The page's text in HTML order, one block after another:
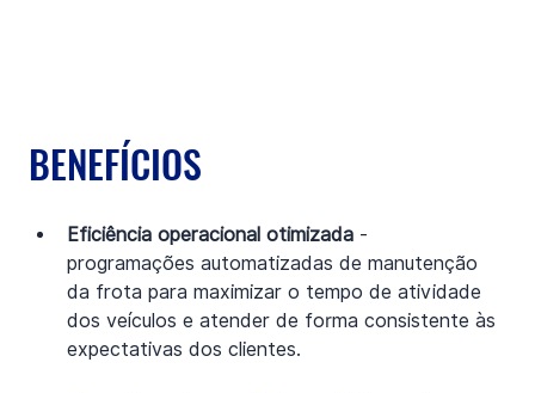
BENEFÍCIOS
Eficiência operacional otimizada -
programações automatizadas de manutenção
da frota para maximizar o tempo de atividade
dos veículos e atender de forma consistente às
expectativas dos clientes.